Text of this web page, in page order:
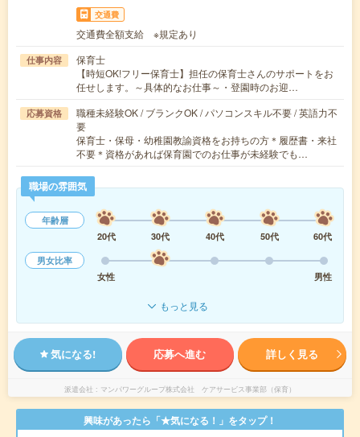
交通費
交通費全額支給 ※規定あり
仕事内容
保育士
【時短OK!フリー保育士】担任の保育士さんのサポートをお
任せします。～具体的なお仕事～・登園時のお迎…
応募資格
職種未経験OK / ブランクOK / パソコンスキル不要 / 英語力不
要
保育士・保母・幼稚園教諭資格をお持ちの方＊履歴書・来社
不要＊資格があれば保育園でのお仕事が未経験でも…
職場の雰囲気
年齢層
20代
30代 40代 50代
60代
男女比率
女性
男性
もっと見る
気になる! 応募へ進む 詳しく見る
派遣会社 マンパワーグループ株式会社 ケアサービス事業部（保育）
興味があったら「★気になる！」をタップ！